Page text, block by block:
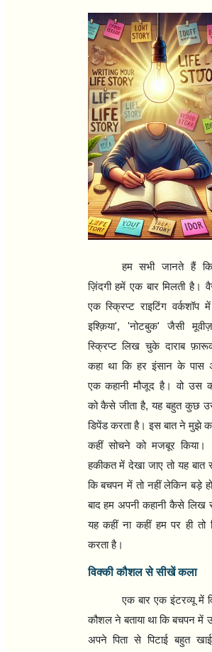
हम सभी जानते हैं
ज़िंदगी हमें एक बार मिलती है।
एक स्क्रिप्ट राइटिंग वर्कशॉप में
इश्क़िया', 'नोटबुक'जैसी
स्क्रिप्ट लिख चुके दाराब
कहा था कि हर इंसान के पास
एक कहानी मौजूद है। वो उस
को कैसे जीता है,यह बहुत कुछ
डिपेंड करता है। इस बात ने मुझे
कहीं सोचने को मजबूर किया।
हकीकत में देखा जाए तो यह बात
कि बचपन में तो नहीं लेकिन बड़े
बाद हम अपनी कहानी कैसे लिख
यह कहीं ना कहीं हम पर ही तो
करता है।
विक्की कौशल से सीखें कला
एक बार एक इंटरव्यू में
कौशल ने बताया था कि बचपन में
अपने पिता से पिटाई बहुत